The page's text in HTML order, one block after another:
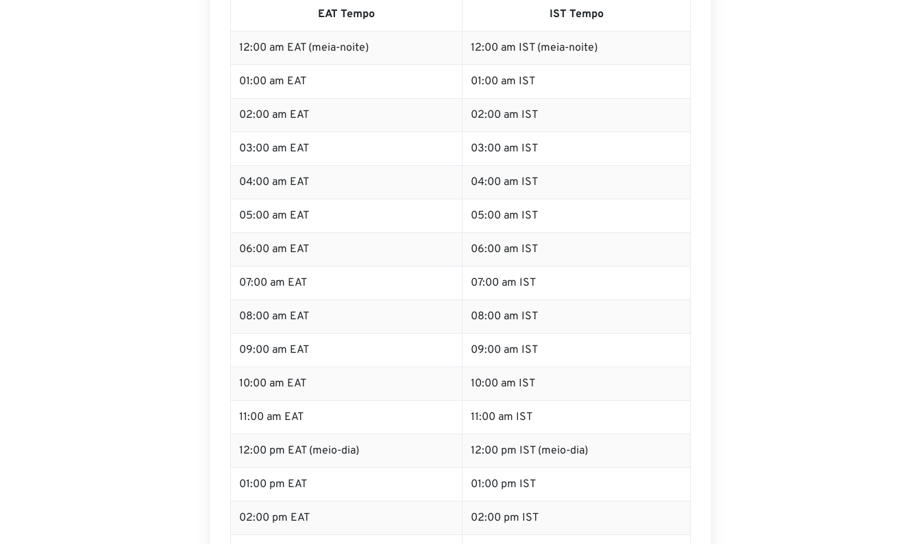
EAT Tempo IST Tempo
12:00 am EAT (meia-noite) 12:00 am IST (meia-noite)
01:00 am EAT 01:00 am IST
02:00 am EAT 02:00 am IST
03:00 am EAT 03:00 am IST
04:00 am EAT 04:00 am IST
05:00 am EAT 05:00 am IST
06:00 am EAT 06:00 am IST
07:00 am EAT 07:00 am IST
08:00 am EAT 08:00 am IST
09:00 am EAT 09:00 am IST
10:00 am EAT 10:00 am IST
11:00 am EAT 11:00 am IST
12:00 pm EAT (meio-dia) 12:00 pm IST (meio-dia)
01:00 pm EAT 01:00 pm IST
02:00 pm EAT 02:00 pm IST